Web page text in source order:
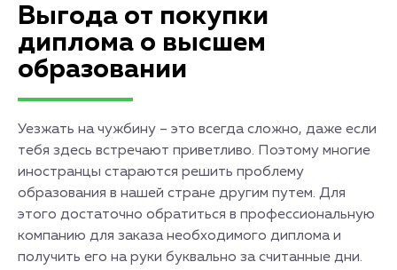
Выгода от покупки
диплома о высшем
образовании
Уезжать на чужбину – это всегда сложно, даже если
тебя здесь встречают приветливо. Поэтому многие
иностранцы стараются решить проблему
образования в нашей стране другим путем. Для
этого достаточно обратиться в профессиональную
компанию для заказа необходимого диплома и
получить его на руки буквально за считанные дни.